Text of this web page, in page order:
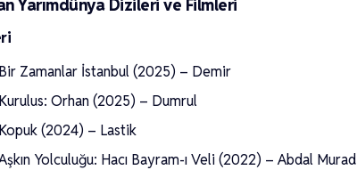
Yarımdünya Dizileri ve Filmleri
Bir Zamanlar İstanbul (2025) – Demir
Kurulus: Orhan (2025) – Dumrul
Kopuk (2024) – Lastik
Yolculuğu: Hacı Bayram-ı Veli (2022) – Abdal Murad